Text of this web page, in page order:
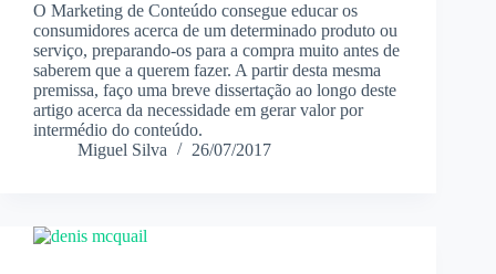
O Marketing de Conteúdo consegue educar os
consumidores acerca de um determinado produto ou
serviço, preparando-os para a compra muito antes de
saberem que a querem fazer. A partir desta mesma
premissa, faço uma breve dissertação ao longo deste
artigo acerca da necessidade em gerar valor por
intermédio do conteúdo.
Miguel Silva
26/07/2017